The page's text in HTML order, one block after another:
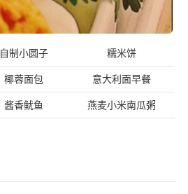
自制小圆子 糯米饼
椰蓉面包 意大利面早餐
酱香鱿鱼 燕麦小米南瓜粥